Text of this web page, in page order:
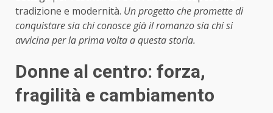
tradizione e modernità. Un progetto che promette di
conquistare sia chi conosce già il romanzo sia chi si
avvicina per la prima volta a questa storia.
Donne al centro: forza,
fragilità e cambiamento